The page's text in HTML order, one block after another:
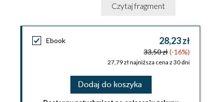
Czytaj fragment
Ebook 28,23 zł
33,50 zł(-16%)
27,79 zł najniższa cena z 30 dni
Dodaj do koszyka